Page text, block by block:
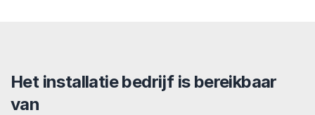
Het installatie bedrijf is bereikbaar
van